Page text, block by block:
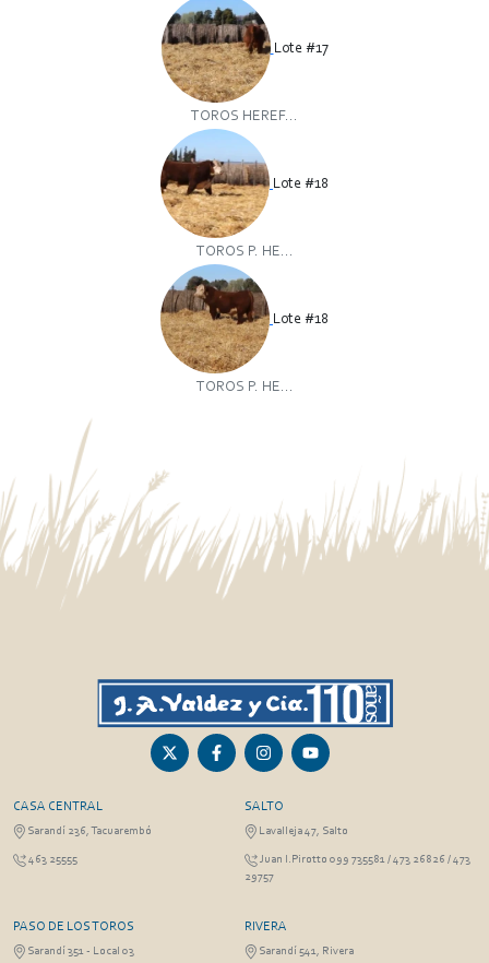
Lote #17
TOROS HEREF...
Lote #18
TOROS P. HE...
Lote #18
TOROS P. HE...
CASA CENTRAL
Sarandí 236, Tacuarembó
463 25555
SALTO
Lavalleja 47, Salto
Juan I.Pirotto 099 735581 / 473 26826 / 473
29757
PASO DE LOS TOROS
Sarandí 351 - Local 03
RIVERA
Sarandí 541, Rivera